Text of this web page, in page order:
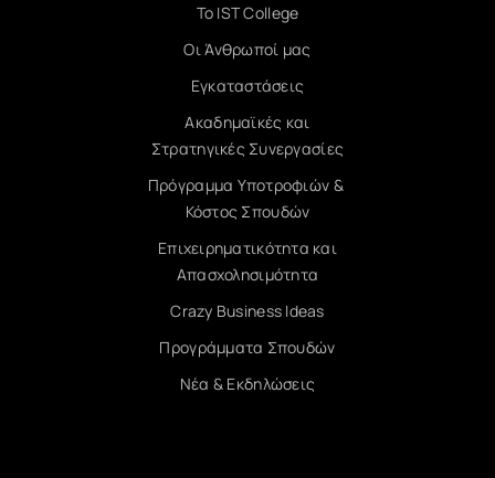
Το IST College
Οι Άνθρωποί μας
Εγκαταστάσεις
Ακαδημαϊκές και
Στρατηγικές Συνεργασίες
Πρόγραμμα Υποτροφιών &
Κόστος Σπουδών
Επιχειρηματικότητα και
Απασχολησιμότητα
Crazy Business Ideas
Προγράμματα Σπουδών
Νέα & Εκδηλώσεις